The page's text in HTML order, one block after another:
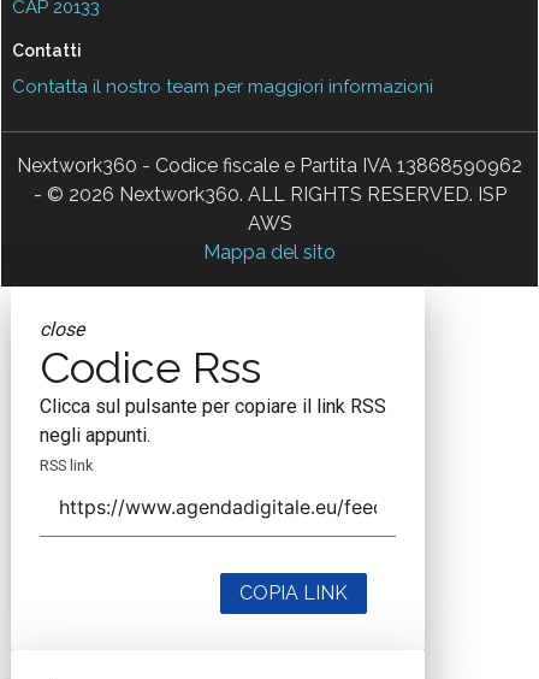
CAP 20133
Contatti
Contatta il nostro team per maggiori informazioni
Nextwork360 - Codice fiscale e Partita IVA 13868590962
- © 2026 Nextwork360. ALL RIGHTS RESERVED. ISP
AWS
Mappa del sito
close
Codice Rss
Clicca sul pulsante per copiare il link RSS
negli appunti.
RSS link
COPIA LINK